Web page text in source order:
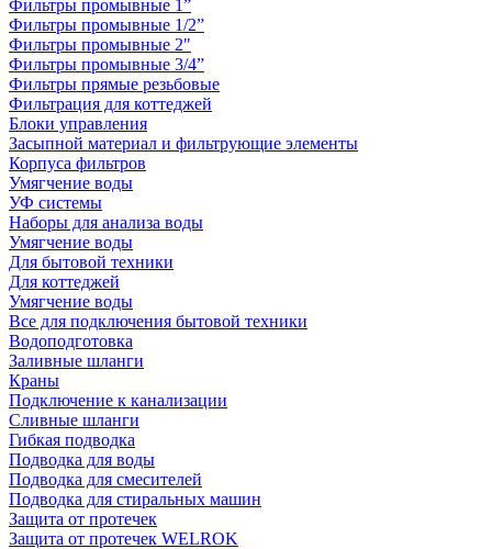
Фильтры промывные 1”
Фильтры промывные 1/2”
Фильтры промывные 2"
Фильтры промывные 3/4”
Фильтры прямые резьбовые
Фильтрация для коттеджей
Блоки управления
Засыпной материал и фильтрующие элементы
Корпуса фильтров
Умягчение воды
УФ системы
Наборы для анализа воды
Умягчение воды
Для бытовой техники
Для коттеджей
Умягчение воды
Все для подключения бытовой техники
Водоподготовка
Заливные шланги
Краны
Подключение к канализации
Сливные шланги
Гибкая подводка
Подводка для воды
Подводка для смесителей
Подводка для стиральных машин
Защита от протечек
Защита от протечек WELROK